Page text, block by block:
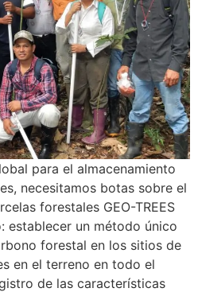
para el almacenamiento
necesitamos botas sobre el
forestales GEO-TREES
establecer un método único
forestal en los sitios de
en el terreno en todo el
de las características